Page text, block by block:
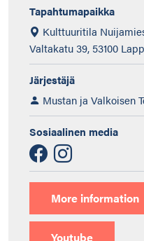
Tapahtumapaikka
Kulttuuritila
Valtakatu 39, 53100
Järjestäjä
Mustan ja Valkoisen
Sosiaalinen media
More information
Youtube